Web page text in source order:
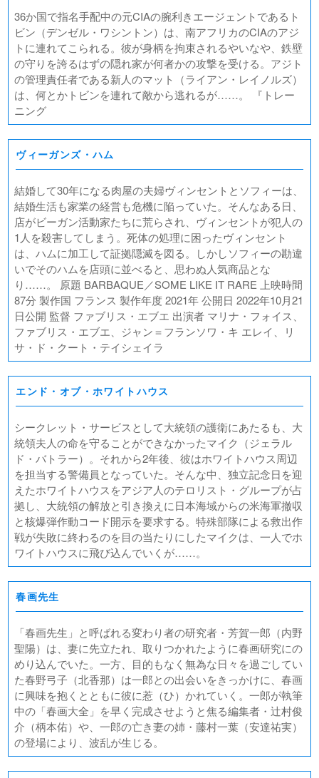
36か国で指名手配中の元CIAの腕利きエージェントであるト
ビン（デンゼル・ワシントン）は、南アフリカのCIAのアジ
トに連れてこられる。彼が身柄を拘束されるやいなや、鉄壁
の守りを誇るはずの隠れ家が何者かの攻撃を受ける。アジト
の管理責任者である新人のマット（ライアン・レイノルズ）
は、何とかトビンを連れて敵から逃れるが……。 『トレー
ニング
ヴィーガンズ・ハム
結婚して30年になる肉屋の夫婦ヴィンセントとソフィーは、
結婚生活も家業の経営も危機に陥っていた。そんなある日、
店がビーガン活動家たちに荒らされ、ヴィンセントが犯人の
1人を殺害してしまう。死体の処理に困ったヴィンセント
は、ハムに加工して証拠隠滅を図る。しかしソフィーの勘違
いでそのハムを店頭に並べると、思わぬ人気商品とな
り……。 原題 BARBAQUE／SOME LIKE IT RARE 上映時間
87分 製作国 フランス 製作年度 2021年 公開日 2022年10月21
日公開 監督 ファブリス・エブエ 出演者 マリナ・フォイス、
ファブリス・エブエ、ジャン＝フランソワ・キ エレイ、リ
サ・ド・クート・テイシェイラ
エンド・オブ・ホワイトハウス
シークレット・サービスとして大統領の護衛にあたるも、大
統領夫人の命を守ることができなかったマイク（ジェラル
ド・バトラー）。それから2年後、彼はホワイトハウス周辺
を担当する警備員となっていた。そんな中、独立記念日を迎
えたホワイトハウスをアジア人のテロリスト・グループが占
拠し、大統領の解放と引き換えに日本海域からの米海軍撤収
と核爆弾作動コード開示を要求する。特殊部隊による救出作
戦が失敗に終わるのを目の当たりにしたマイクは、一人でホ
ワイトハウスに飛び込んでいくが……。
春画先生
「春画先生」と呼ばれる変わり者の研究者・芳賀一郎（内野
聖陽）は、妻に先立たれ、取りつかれたように春画研究にの
めり込んでいた。一方、目的もなく無為な日々を過ごしてい
た春野弓子（北香那）は一郎との出会いをきっかけに、春画
に興味を抱くとともに彼に惹（ひ）かれていく。一郎が執筆
中の「春画大全」を早く完成させようと焦る編集者・辻村俊
介（柄本佑）や、一郎の亡き妻の姉・藤村一葉（安達祐実）
の登場により、波乱が生じる。